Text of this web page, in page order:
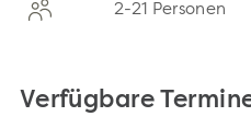
2-21 Personen
Verfügbare